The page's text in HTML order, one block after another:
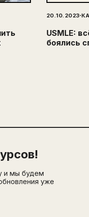
20.10.2023·
USMLE:
боялись
и мы будем
уже